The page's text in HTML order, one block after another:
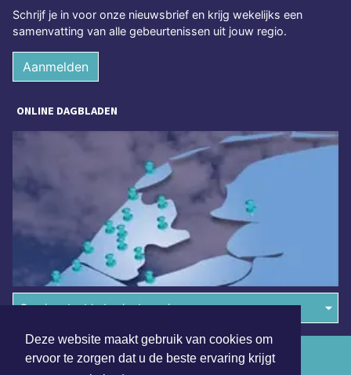
Deze website maakt gebruik van cookies om
ervoor te zorgen dat u de beste ervaring krijgt
Schrijf je in voor onze nieuwsbrief en krijg wekelijks een
samenvatting van alle gebeurtenissen uit jouw regio.
Aanmelden
ONLINE DAGBLADEN
Overige dagbladen in de regio
Algemene voorwaarden